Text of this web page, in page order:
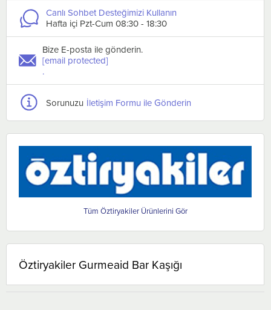
Canlı Sohbet Desteğimizi Kullanın
Hafta içi Pzt-Cum 08:30 - 18:30
Bize E-posta ile gönderin.
[email protected]
.
Sorunuzu İletişim Formu ile Gönderin
Öztiryakiler
Öztiryakiler Gurmeaid Bar Kaşığı